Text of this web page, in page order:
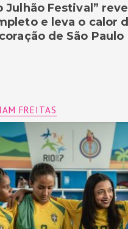
Julhão Festival”
e leva o calor
de São Paulo
FREITAS